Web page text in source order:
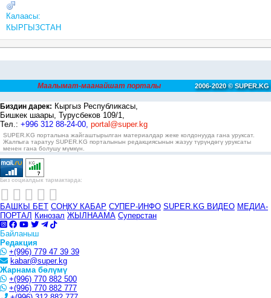
Калаасы:
КЫРГЫЗСТАН
Маалымат-маанайшат порталы 2006-2020 © SUPER.KG
Биздин дарек: Кыргыз Республикасы,
Бишкек шаары, Турусбеков 109/1,
Тел.: +996 312 88-24-00, portal@super.kg
SUPER.KG порталына жайгаштырылган материалдар жеке колдонууда гана уруксат.
Жалпыга таратуу SUPER.KG порталынын редакциясынын жазуу түрүндөгү уруксаты
менен гана болушу мүмкүн.
Биз социалдык тармактарда:
БАШКЫ БЕТ СОҢКУ КАБАР СУПЕР-ИНФО SUPER.KG ВИДЕО МЕДИА-
ПОРТАЛ Кинозал ЖЫЛНААМА Суперстан
Байланыш
Редакция
+(996) 779 47 39 39
kabar@super.kg
Жарнама бөлүмү
+(996) 770 882 500
+(996) 770 882 777